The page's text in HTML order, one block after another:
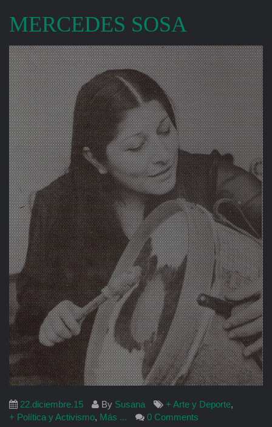
MERCEDES SOSA
22.diciembre.15 By Susana + Arte y Deporte,
+ Política y Activismo, Más ...
0 Comments